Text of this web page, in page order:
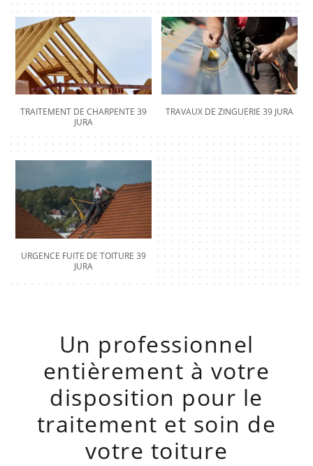
TRAITEMENT DE CHARPENTE 39
JURA
TRAVAUX DE ZINGUERIE 39 JURA
URGENCE FUITE DE TOITURE 39
JURA
Un professionnel
entièrement à votre
disposition pour le
traitement et soin de
votre toiture